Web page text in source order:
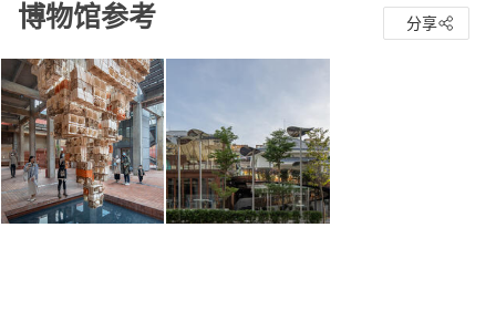
博物馆参考 分享